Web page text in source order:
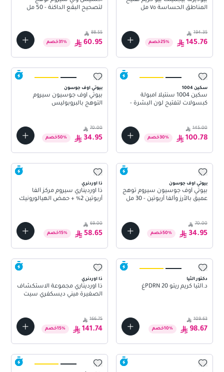
المناطق الحساسة ٧٥ مل
194.35
145.76
25% خصم
لتصحيح البقع الداكنة - 50 مل
88.55
60.95
31% خصم
سكين 1004
سكين 1004 سنتيلا أمبولة
كبسولات لتفتيح لون البشرة -
145.00
100.78
30% خصم
بيوتي اوف جوسون
بيوتي أوف جوسيون سيروم
التوهج بالبروبوليس
70.00
34.95
50% خصم
بيوتي اوف جوسون
بيوتي أوف جوسيون سيروم توهج
عميق بالأرز وألفا أربوتين - 30 مل
70.00
34.95
50% خصم
ذا اوردنري
ذا اورديناري سيروم مركز ألفا
أربوتين 2% + حمض الهيالورونيك
69.00
58.65
15% خصم
دكتور الثيا
د.ألثيا كريم ريتو PDRN 20غ
109.63
98.67
10% خصم
ذا اوردنري
ذا اورديناري مجموعة الاستكشاف
الصغيرة ميني ديسكفري سيت
166.75
141.74
15% خصم